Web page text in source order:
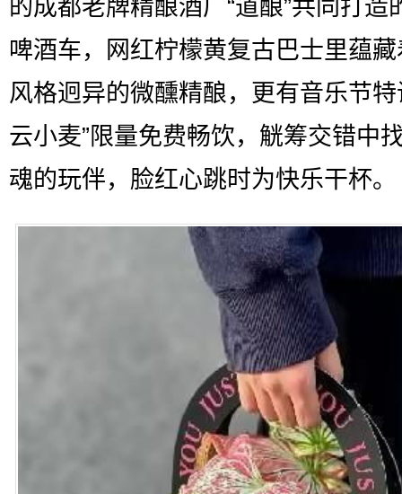
的成都老牌精酿酒厂“道酿”共同打造
啤酒车，网红柠檬黄复古巴士里蕴
风格迥异的微醺精酿，更有音乐节特
云小麦”限量免费畅饮，觥筹交错中
魂的玩伴，脸红心跳时为快乐干杯。